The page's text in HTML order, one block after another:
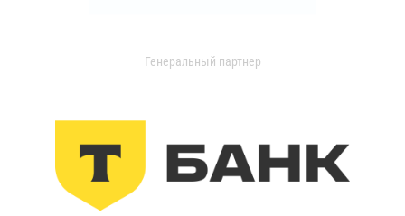
Генеральный партнер